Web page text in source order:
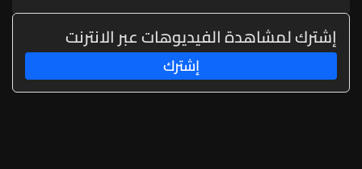
إشترك لمشاهدة الفيديوهات عبر الانترنت
إشترك